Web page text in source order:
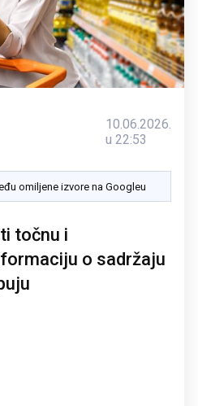
10.06.2026.
u 22:53
omiljene izvore na Googleu
točnu i
o sadržaju